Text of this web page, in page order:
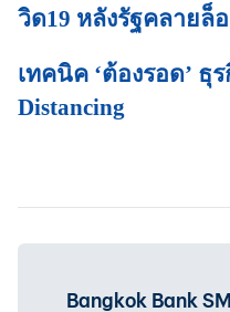
วิด19 หลังรัฐคลายล็
เทคนิค ‘ต้องรอด’ ธุ
Distancing
Bangkok Bank